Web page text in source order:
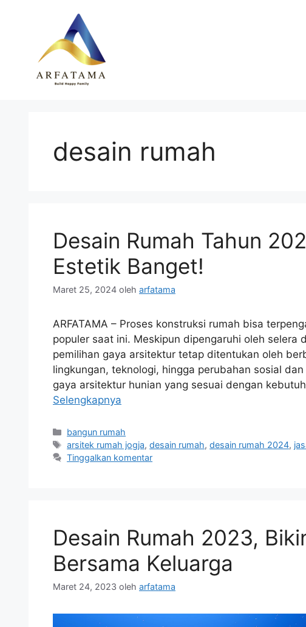
desain rumah
Desain Rumah Tahun
Estetik Banget!
Maret 25, 2024 oleh arfatama
ARFATAMA – Proses konstruksi rumah bisa
populer saat ini. Meskipun dipengaruhi oleh selera
pemilihan gaya arsitektur tetap ditentukan oleh
lingkungan, teknologi, hingga perubahan sosial
gaya arsitektur hunian yang sesuai dengan
Selengkapnya
Kategori
bangun rumah
Tag
arsitek rumah jogja,desain rumah,desain rumah 2024,
Tinggalkan komentar
Desain Rumah 2023,
Bersama Keluarga
Maret 24, 2023 oleh arfatama